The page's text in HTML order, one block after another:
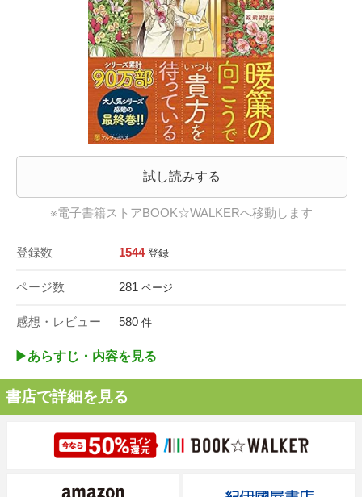
試し読みする
※電子書籍ストアBOOK☆WALKERへ移動します
登録数 1544 登録
ページ数 281 ページ
感想・レビュー 580 件
▶︎あらすじ・内容を見る
書店で詳細を見る